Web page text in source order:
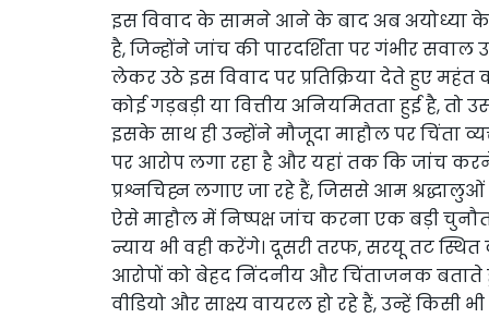
इस विवाद के सामने आने के बाद अब अयोध्या के
है, जिन्होंने जांच की पारदर्शिता पर गंभीर सवाल
लेकर उठे इस विवाद पर प्रतिक्रिया देते हुए
कोई गड़बड़ी या वित्तीय अनियमितता हुई है, तो
इसके साथ ही उन्होंने मौजूदा माहौल पर
पर आरोप लगा रहा है और यहां तक कि जांच करने
प्रश्नचिह्न लगाए जा रहे हैं, जिससे आम
ऐसे माहौल में निष्पक्ष जांच करना एक बड़ी
न्याय भी वही करेंगे। दूसरी तरफ, सरयू तट
आरोपों को बेहद निंदनीय और चिंताजनक बताते
वीडियो और साक्ष्य वायरल हो रहे हैं, उन्हें